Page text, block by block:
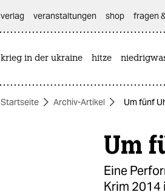
themen
verlag
veranstaltungen shop fragen
krieg in der ukraine hitze
Startseite Archiv-Artikel Um fünf
Um
Eine
Krim 2014